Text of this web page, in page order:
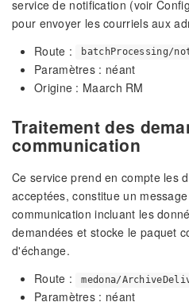
service de notification (voir
pour envoyer les courriels aux
Route :
batchProcessing/
Paramètres : néant
Origine : Maarch RM
Traitement des
communication
Ce service prend en compte les
acceptées, constitue un
communication incluant les
demandées et stocke le paquet
d'échange.
Route :
medona/
Paramètres : néant